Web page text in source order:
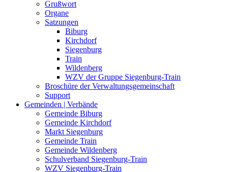
Grußwort
Organe
Satzungen
Biburg
Kirchdorf
Siegenburg
Train
Wildenberg
WZV der Gruppe Siegenburg-Train
Broschüre der Verwaltungsgemeinschaft
Support
Gemeinden | Verbände
Gemeinde Biburg
Gemeinde Kirchdorf
Markt Siegenburg
Gemeinde Train
Gemeinde Wildenberg
Schulverband Siegenburg-Train
WZV Siegenburg-Train